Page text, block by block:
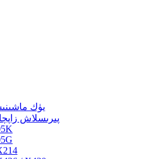
يۈك
پىرىسلاش